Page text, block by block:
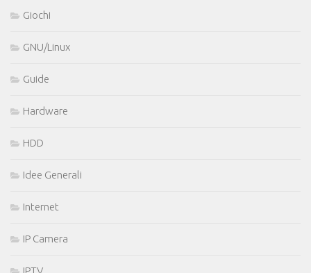
Giochi
GNU/Linux
Guide
Hardware
HDD
Idee Generali
Internet
IP Camera
IPTV